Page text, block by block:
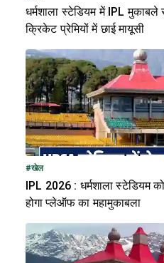
धर्मशाला स्टेडियम में IPL मुकाबले
क्रिकेट प्रेमियों में छाई मायूसी
#खेल
IPL 2026 : धर्मशाला स्टेडियम
होगा प्लेऑफ का महामुकाबला